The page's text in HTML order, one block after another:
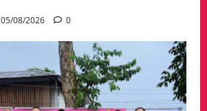
05/08/2026 0